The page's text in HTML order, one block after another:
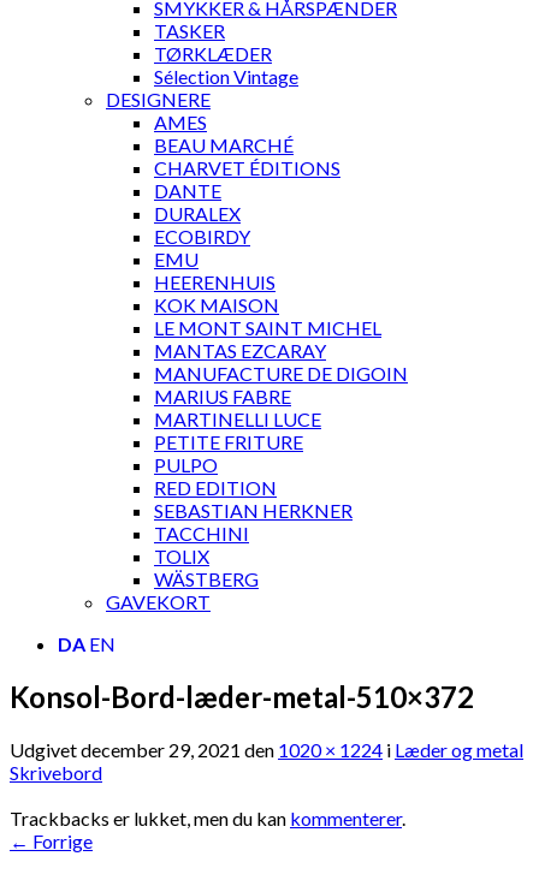
SMYKKER & HÅRSPÆNDER
TASKER
TØRKLÆDER
Sélection Vintage
DESIGNERE
AMES
BEAU MARCHÉ
CHARVET ÉDITIONS
DANTE
DURALEX
ECOBIRDY
EMU
HEERENHUIS
KOK MAISON
LE MONT SAINT MICHEL
MANTAS EZCARAY
MANUFACTURE DE DIGOIN
MARIUS FABRE
MARTINELLI LUCE
PETITE FRITURE
PULPO
RED EDITION
SEBASTIAN HERKNER
TACCHINI
TOLIX
WÄSTBERG
GAVEKORT
DA EN
Konsol-Bord-læder-metal-510×372
Udgivetdecember 29, 2021 den 1020 × 1224 i Læder og metal
Skrivebord
Trackbacks er lukket, men du kan kommenterer.
← Forrige